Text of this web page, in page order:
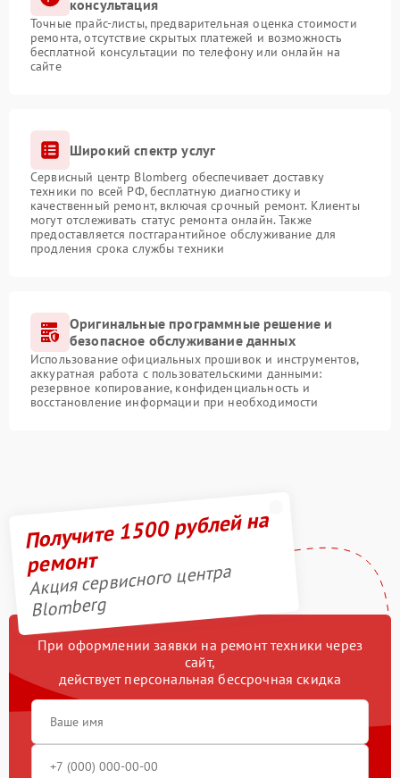
консультация
Точные прайс-листы, предварительная оценка стоимости
ремонта, отсутствие скрытых платежей и возможность
бесплатной консультации по телефону или онлайн на
сайте
Широкий спектр услуг
Сервисный центр Blomberg обеспечивает доставку
техники по всей РФ, бесплатную диагностику и
качественный ремонт, включая срочный ремонт. Клиенты
могут отслеживать статус ремонта онлайн. Также
предоставляется постгарантийное обслуживание для
продления срока службы техники
Оригинальные программные решение и
безопасное обслуживание данных
Использование официальных прошивок и инструментов,
аккуратная работа с пользовательскими данными:
резервное копирование, конфиденциальность и
восстановление информации при необходимости
Получите 1500 рублей на
ремонт
Акция сервисного центра
Blomberg
При оформлении заявки на ремонт техники через
сайт,
действует персональная бессрочная скидка